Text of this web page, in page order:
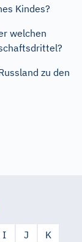
Kindes?
welchen
zu den
I J
K